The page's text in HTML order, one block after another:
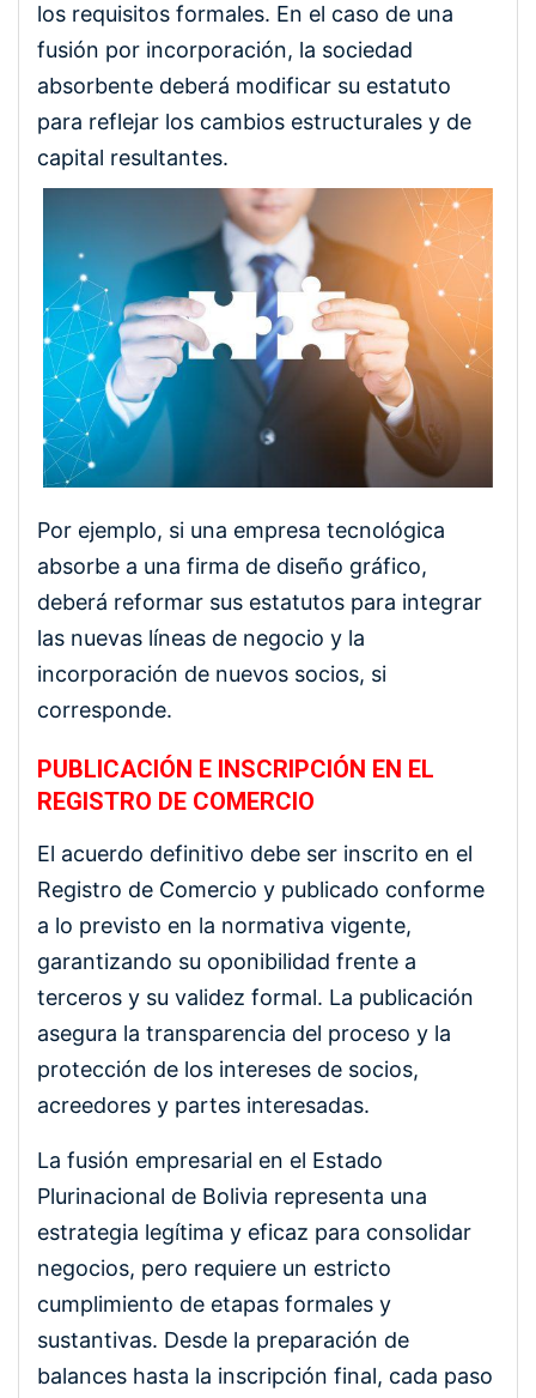
los requisitos formales. En el caso de una
fusión por incorporación, la sociedad
absorbente deberá modificar su estatuto
para reflejar los cambios estructurales y de
capital resultantes.
Por ejemplo, si una empresa tecnológica
absorbe a una firma de diseño gráfico,
deberá reformar sus estatutos para integrar
las nuevas líneas de negocio y la
incorporación de nuevos socios, si
corresponde.
PUBLICACIÓN E INSCRIPCIÓN EN EL
REGISTRO DE COMERCIO
El acuerdo definitivo debe ser inscrito en el
Registro de Comercio y publicado conforme
a lo previsto en la normativa vigente,
garantizando su oponibilidad frente a
terceros y su validez formal. La publicación
asegura la transparencia del proceso y la
protección de los intereses de socios,
acreedores y partes interesadas.
La fusión empresarial en el Estado
Plurinacional de Bolivia representa una
estrategia legítima y eficaz para consolidar
negocios, pero requiere un estricto
cumplimiento de etapas formales y
sustantivas. Desde la preparación de
balances hasta la inscripción final, cada paso